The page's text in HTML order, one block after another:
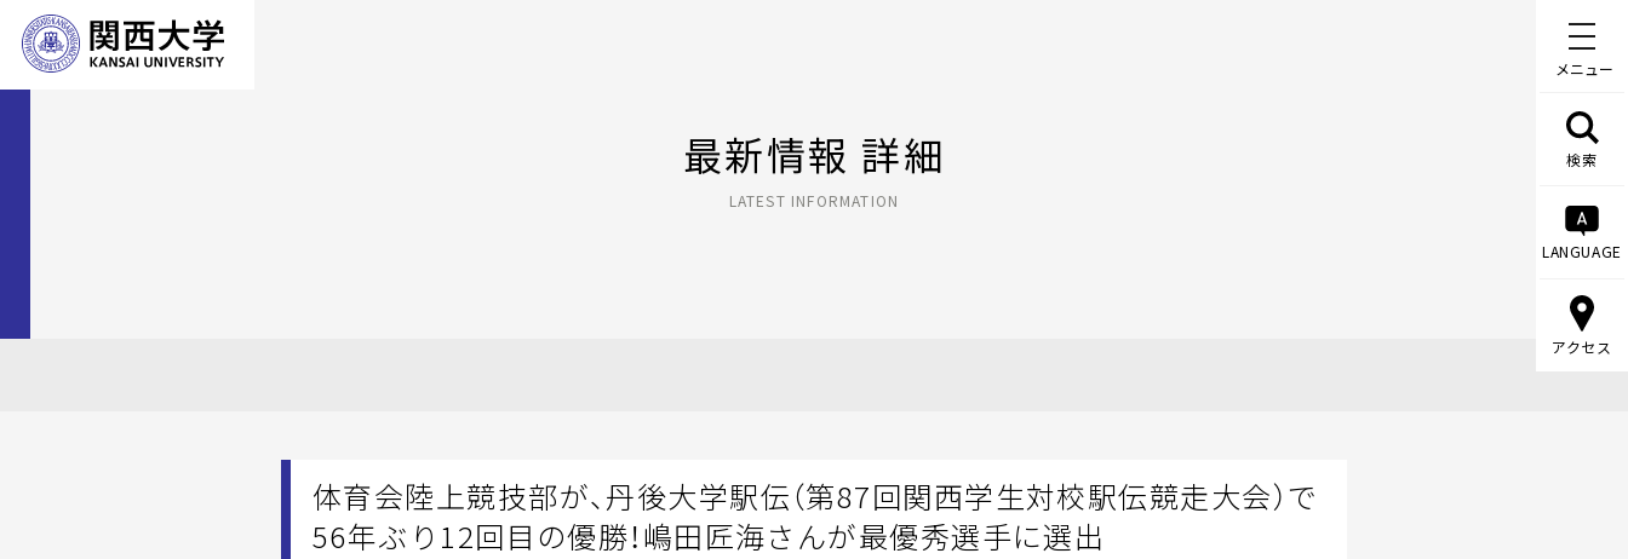
メニュー
検索
LANGUAGE
アクセス
最新情報 詳細
LATEST INFORMATION
体育会陸上競技部が、丹後大学駅伝（第87回関西学生対校駅伝競走大会）で
56年ぶり12回目の優勝！嶋田匠海さんが最優秀選手に選出